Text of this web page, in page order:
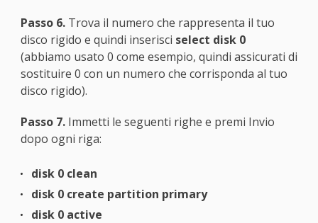
Passo 6.Trova il numero che rappresenta il tuo
disco rigido e quindi inserisci select disk 0
(abbiamo usato 0 come esempio, quindi assicurati di
sostituire 0 con un numero che corrisponda al tuo
disco rigido).
Passo 7.Immetti le seguenti righe e premi Invio
dopo ogni riga:
disk 0 clean
disk 0 create partition primary
disk 0 active